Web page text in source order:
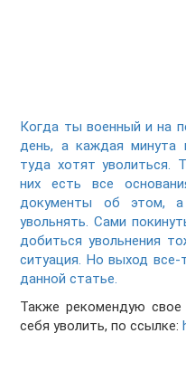
Когда ты военный и на
день, а каждая минута
туда хотят уволиться.
них есть все
документы об этом,
увольнять. Сами
добиться увольнения
ситуация. Но выход
данной статье.
Также рекомендую свое
себя уволить, по ссылке: